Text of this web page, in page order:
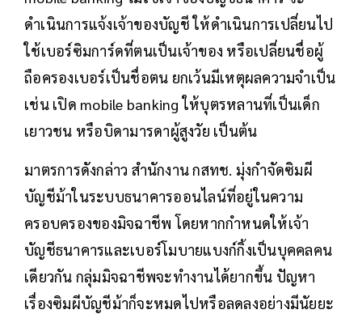
ดำเนินการแจ้งเจ้าของบัญชี ให้ดำเนินการเปลี่ยนไป
ใช้เบอร์ซิมการ์ดที่ตนเป็นเจ้าของ หรือเปลี่ยนชื่อผู้
ถือครองเบอร์เป็นชื่อตน ยกเว้นมีเหตุผลความจำเป็น
เช่น เปิด mobile banking ให้บุตรหลานที่เป็นเด็ก
เยาวชน หรือบิดามารดาผู้สูงวัย เป็นต้น
มาตรการดังกล่าว สำนักงาน กสทช. มุ่งกำจัดซิมผี
บัญชีม้าในระบบธนาคารออนไลน์ที่อยู่ในความ
ครอบครองของมิจฉาชีพ โดยหากกำหนดให้เจ้า
บัญชีธนาคารและเบอร์โมบายแบงก์กิ้งเป็นบุคคลคน
เดียวกัน กลุ่มมิจฉาชีพจะทำงานได้ยากขึ้น ปัญหา
เรื่องซิมผีบัญชีม้าก็จะหมดไปหรือลดลงอย่างมีนัยยะ